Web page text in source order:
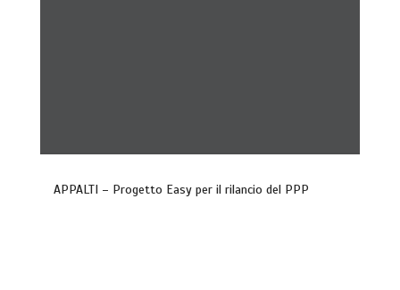
APPALTI – Progetto Easy per il rilancio del PPP